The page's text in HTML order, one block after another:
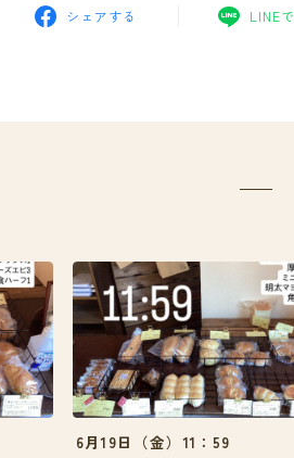
シェアする LINE
6月19日（金）11：59